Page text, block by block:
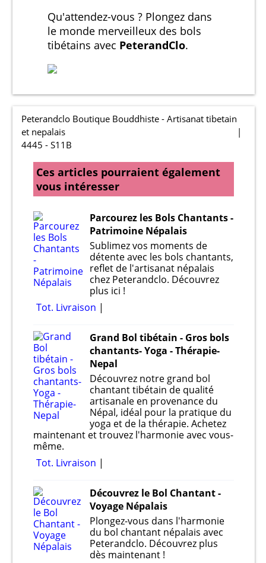
Qu'attendez-vous ? Plongez dans
le monde merveilleux des bols
tibétains avec PeterandClo.
Peterandclo Boutique Bouddhiste - Artisanat tibetain
et nepalais
4445 - S11B
Ces articles pourraient également
vous intéresser
Parcourez les Bols Chantants -
Patrimoine Népalais
Sublimez vos moments de
détente avec les bols chantants,
reflet de l'artisanat népalais
chez Peterandclo. Découvrez
plus ici !
Tot. Livraison
Grand Bol tibétain - Gros bols
chantants- Yoga - Thérapie-
Nepal
Découvrez notre grand bol
chantant tibétain de qualité
artisanale en provenance du
Népal, idéal pour la pratique du
yoga et de la thérapie. Achetez
maintenant et trouvez l'harmonie avec vous-
même.
Tot. Livraison
Découvrez le Bol Chantant -
Voyage Népalais
Plongez-vous dans l'harmonie
du bol chantant népalais avec
Peterandclo. Découvrez plus
dès maintenant !